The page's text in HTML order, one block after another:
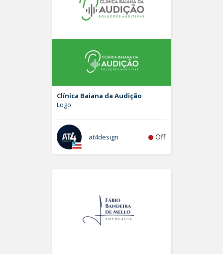
Clínica Baiana da Audição
Logo
at4design Off